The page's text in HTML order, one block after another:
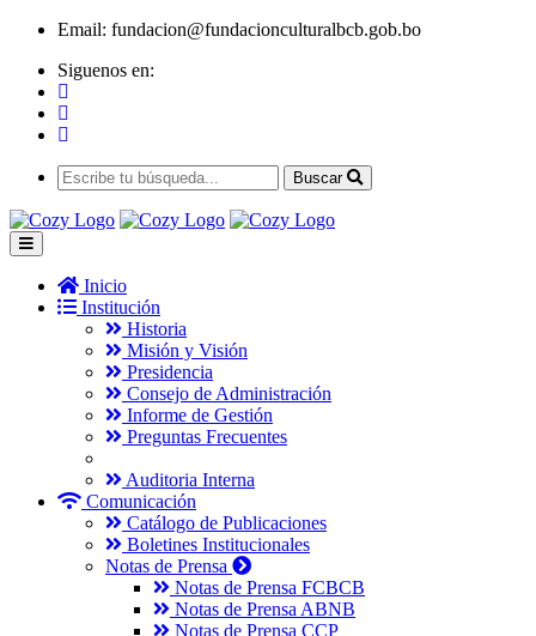
Email: fundacion@fundacionculturalbcb.gob.bo
Siguenos en:
Buscar
Inicio
Institución
Historia
Misión y Visión
Presidencia
Consejo de Administración
Informe de Gestión
Preguntas Frecuentes
Auditoria Interna
Comunicación
Catálogo de Publicaciones
Boletines Institucionales
Notas de Prensa
Notas de Prensa FCBCB
Notas de Prensa ABNB
Notas de Prensa CCP